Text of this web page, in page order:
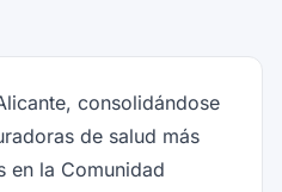
consolidándose
de salud más
en la Comunidad